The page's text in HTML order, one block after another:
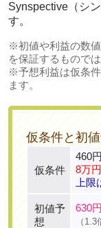
Synspective（シ
す。
※初値や利益の数
を保証するもので
※予想利益は仮条
ます。
仮条件と初
仮条件
460
8万円
上
初値予
想
630
（1.3